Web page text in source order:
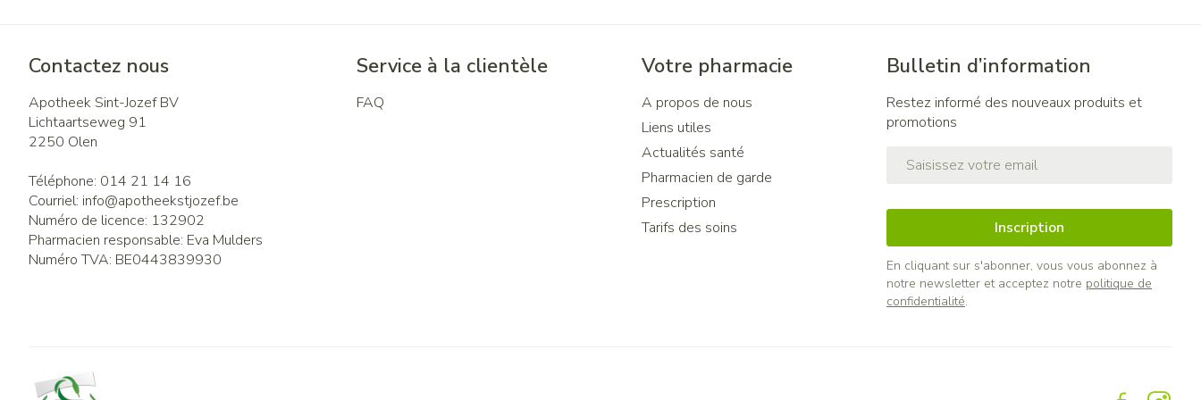
Contactez nous
Apotheek Sint-Jozef BV
Lichtaartseweg 91
2250 Olen
Téléphone: 014 21 14 16
Courriel: info@apotheekstjozef.be
Numéro de licence: 132902
Pharmacien responsable: Eva Mulders
Numéro TVA: BE0443839930
Service à la clientèle
FAQ
Votre pharmacie
A propos de nous
Liens utiles
Actualités santé
Pharmacien de garde
Prescription
Tarifs des soins
Bulletin d’information
Restez informé des nouveaux produits et
promotions
Inscription
En cliquant sur s'abonner, vous vous abonnez à
notre newsletter et acceptez notre politique de
confidentialité.